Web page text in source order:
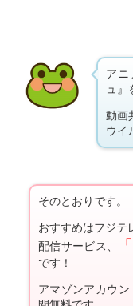
ア
ュ』
動画
ウイ
そのとおりです。
おすすめはフジテ
配信サービス、
です！
アマゾンアカウ